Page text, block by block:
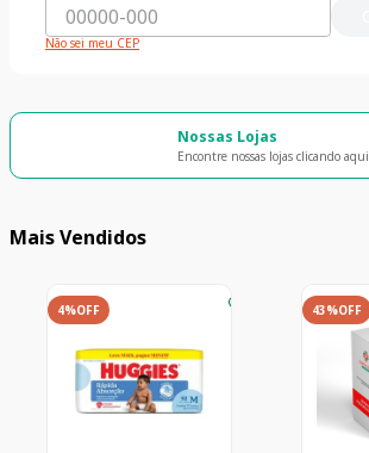
Não sei meu CEP
Nossas Lojas
Encontre nossas lojas clicando aqui
Mais Vendidos
4%OFF 43%OFF